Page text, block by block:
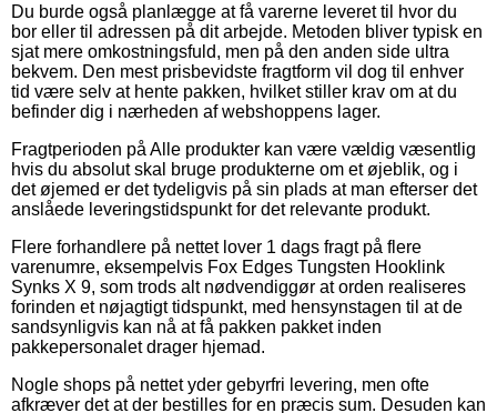
Du burde også planlægge at få varerne leveret til hvor du
bor eller til adressen på dit arbejde. Metoden bliver typisk en
sjat mere omkostningsfuld, men på den anden side ultra
bekvem. Den mest prisbevidste fragtform vil dog til enhver
tid være selv at hente pakken, hvilket stiller krav om at du
befinder dig i nærheden af webshoppens lager.
Fragtperioden på Alle produkter kan være vældig væsentlig
hvis du absolut skal bruge produkterne om et øjeblik, og i
det øjemed er det tydeligvis på sin plads at man efterser det
anslåede leveringstidspunkt for det relevante produkt.
Flere forhandlere på nettet lover 1 dags fragt på flere
varenumre, eksempelvis Fox Edges Tungsten Hooklink
Synks X 9, som trods alt nødvendiggør at orden realiseres
forinden et nøjagtigt tidspunkt, med hensynstagen til at de
sandsynligvis kan nå at få pakken pakket inden
pakkepersonalet drager hjemad.
Nogle shops på nettet yder gebyrfri levering, men ofte
afkræver det at der bestilles for en præcis sum. Desuden kan